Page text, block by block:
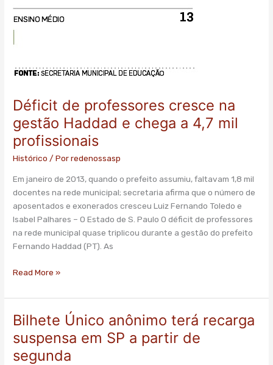
Déficit de professores cresce na
gestão Haddad e chega a 4,7 mil
profissionais
Histórico / Porredenossasp
Em janeiro de 2013, quando o prefeito assumiu, faltavam 1,8 mil
docentes na rede municipal; secretaria afirma que o número de
aposentados e exonerados cresceu Luiz Fernando Toledo e
Isabel Palhares – O Estado de S. Paulo O déficit de professores
na rede municipal quase triplicou durante a gestão do prefeito
Fernando Haddad (PT). As
Read More »
Bilhete Único anônimo terá recarga
suspensa em SP a partir de
segunda
Bilhete
anônimo
terá